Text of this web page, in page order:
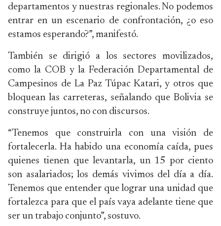
departamentos y nuestras regionales. No podemos
entrar en un escenario de confrontación, ¿o eso
estamos esperando?”, manifestó.
También se dirigió a los sectores movilizados,
como la COB y la Federación Departamental de
Campesinos de La Paz Túpac Katari, y otros que
bloquean las carreteras, señalando que Bolivia se
construye juntos, no con discursos.
“Tenemos que construirla con una visión de
fortalecerla. Ha habido una economía caída, pues
quienes tienen que levantarla, un 15 por ciento
son asalariados; los demás vivimos del día a día.
Tenemos que entender que lograr una unidad que
fortalezca para que el país vaya adelante tiene que
ser un trabajo conjunto”, sostuvo.